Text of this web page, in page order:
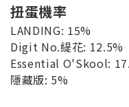
扭蛋機率
LANDING: 15%
Digit No.緹花: 12.5%
Essential O'Skool:
隱藏版: 5%